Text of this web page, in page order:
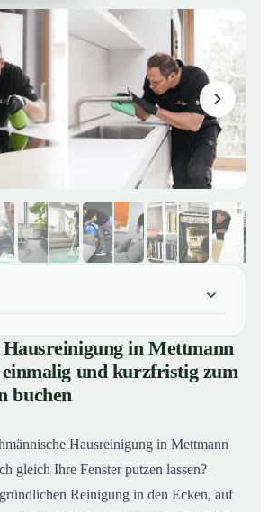
Hausreinigung in Mettmann gesucht:
und kurzfristig zum Wunschtermin
Hausreinigung in
Hausreinigung in Mettmann
einmalig und kurzfristig zum
buchen
Hausreinigung in Mettmann
gleich Ihre Fenster putzen lassen?
Reinigung in den Ecken, auf